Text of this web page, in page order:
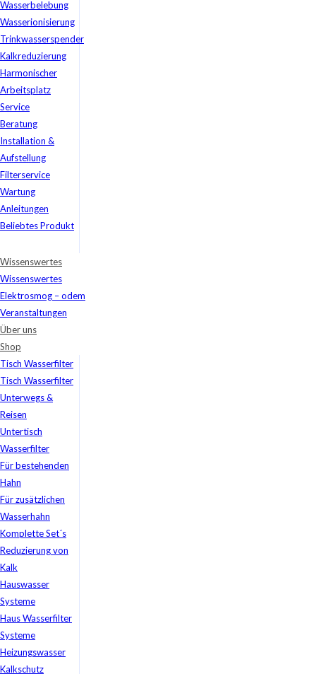
Wasserbelebung
Wasserionisierung
Trinkwasserspender
Kalkreduzierung
Harmonischer
Arbeitsplatz
Service
Beratung
Installation &
Aufstellung
Filterservice
Wartung
Anleitungen
Beliebtes Produkt
Wissenswertes
Wissenswertes
Elektrosmog – odem
Veranstaltungen
Über uns
Shop
Tisch Wasserfilter
Tisch Wasserfilter
Unterwegs &
Reisen
Untertisch
Wasserfilter
Für bestehenden
Hahn
Für zusätzlichen
Wasserhahn
Komplette Set´s
Reduzierung von
Kalk
Hauswasser
Systeme
Haus Wasserfilter
Systeme
Heizungswasser
Kalkschutz